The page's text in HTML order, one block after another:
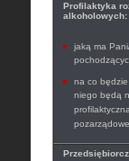
Profilaktyka
alkoholowych:
jaką ma
na co
niego będą